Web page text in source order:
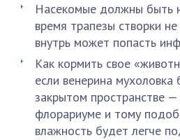
Насекомые должны быть
время трапезы створки
внутрь может попасть
Как кормить свое
если венерина мухоловка
закрытом пространстве
флорариуме и тому
влажность будет легче